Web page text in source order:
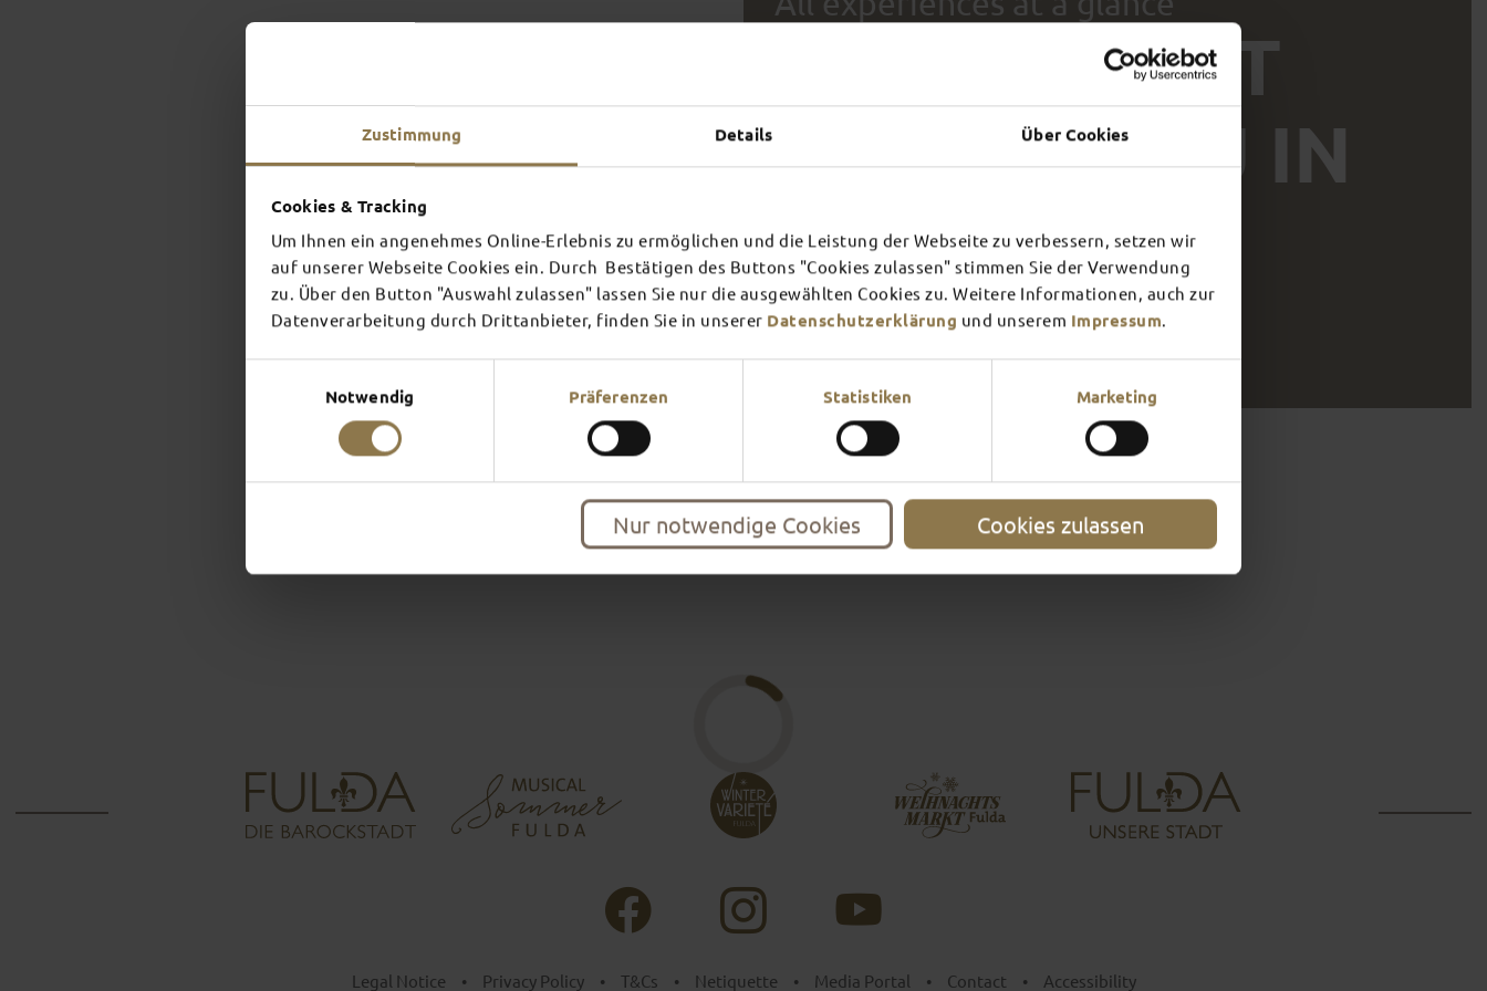
Zustimmung Details Über Cookies
Cookies & Tracking
Um Ihnen ein angenehmes Online-Erlebnis zu ermöglichen und die Leistung der Webseite zu verbessern, setzen wir
auf unserer Webseite Cookies ein. Durch Bestätigen des Buttons "Cookies zulassen" stimmen Sie der Verwendung
zu. Über den Button "Auswahl zulassen" lassen Sie nur die ausgewählten Cookies zu. Weitere Informationen, auch zur
Datenverarbeitung durch Drittanbieter, finden Sie in unserer Datenschutzerklärung und unserem Impressum.
Notwendig Präferenzen Statistiken Marketing
Nur notwendige Cookies Cookies zulassen
Find out more Find out more
FULDA’S
THIS IS WHAT
AWAITS YOU IN
FULDA
This page provides an overview of what awaits you in Fulda. What do you feel like doing?
Legal Notice • Privacy Policy • T&Cs • Netiquette • Media Portal • Contact • Accessibility